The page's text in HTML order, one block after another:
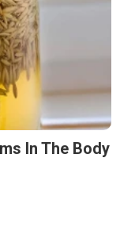
In The Body